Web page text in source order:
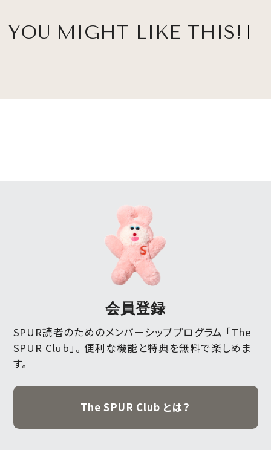
YOU MIGHT LIKE THIS!
会員登録
SPUR読者のためのメンバーシッププログラム 「The
SPUR Club」。 便利な機能と特典を無料で楽しめま
す。
The SPUR Club とは？